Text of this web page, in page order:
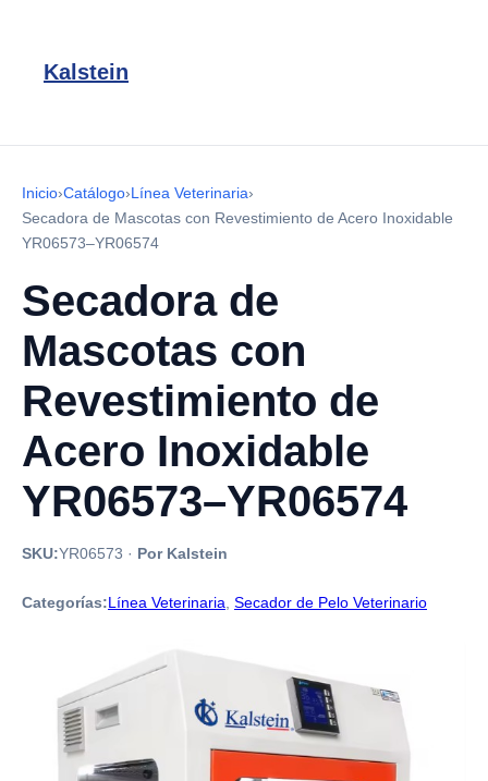
Kalstein
Inicio›Catálogo›Línea Veterinaria›
Secadora de Mascotas con Revestimiento de Acero Inoxidable
YR06573–YR06574
Secadora de
Mascotas con
Revestimiento de
Acero Inoxidable
YR06573–YR06574
SKU:YR06573 · Por Kalstein
Categorías:Línea Veterinaria Secador de Pelo Veterinario